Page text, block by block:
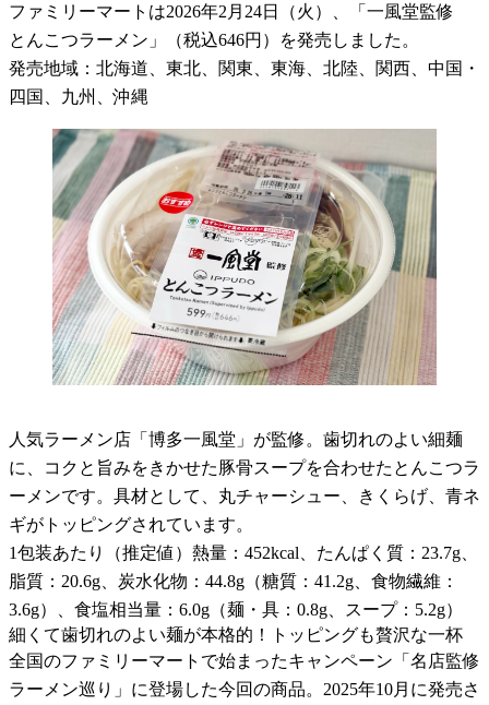
ファミリーマートは2026年2月24日（火）、「一風堂監修
とんこつラーメン」（税込646円）を発売しました。
発売地域：北海道、東北、関東、東海、北陸、関西、中国・
四国、九州、沖縄
人気ラーメン店「博多一風堂」が監修。歯切れのよい細麺
に、コクと旨みをきかせた豚骨スープを合わせたとんこつラ
ーメンです。具材として、丸チャーシュー、きくらげ、青ネ
ギがトッピングされています。
1包装あたり（推定値）熱量：452kcal、たんぱく質：23.7g、
脂質：20.6g、炭水化物：44.8g（糖質：41.2g、食物繊維：
3.6g）、食塩相当量：6.0g（麺・具：0.8g、スープ：5.2g）
細くて歯切れのよい麺が本格的！トッピングも贅沢な一杯
全国のファミリーマートで始まったキャンペーン「名店監修
ラーメン巡り」に登場した今回の商品。2025年10月に発売さ